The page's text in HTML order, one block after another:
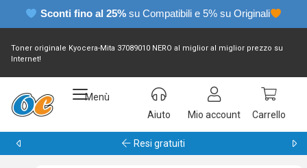
Sconti fino al 25% su Compatibili e 5% su Originali
Toner originale Kyocera-Mita 37089010 NERO al miglior al miglior prezzo su
Internet!
Menù
Aiuto
Mio account Carrello
Resi gratuiti